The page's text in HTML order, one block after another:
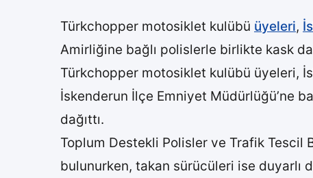
Türkchopper motosiklet kulübü üyeleri,
Amirliğine bağlı polislerle birlikte kask
Türkchopper motosiklet kulübü üyeleri,
İskenderun İlçe Emniyet Müdürlüğü’ne
dağıttı.
Toplum Destekli Polisler ve Trafik Tescil
bulunurken, takan sürücüleri ise duyarlı